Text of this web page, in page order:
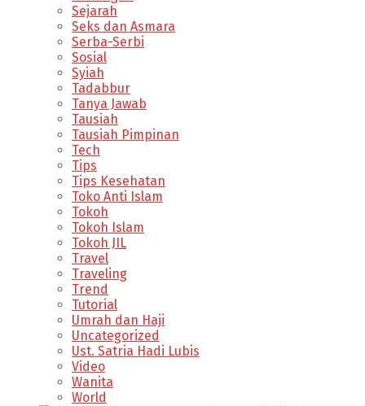
Sejarah
Seks dan Asmara
Serba-Serbi
Sosial
Syiah
Tadabbur
Tanya Jawab
Tausiah
Tausiah Pimpinan
Tech
Tips
Tips Kesehatan
Toko Anti Islam
Tokoh
Tokoh Islam
Tokoh JIL
Travel
Traveling
Trend
Tutorial
Umrah dan Haji
Uncategorized
Ust. Satria Hadi Lubis
Video
Wanita
World